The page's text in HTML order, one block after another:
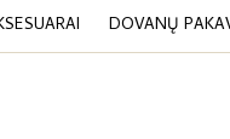
DOVANŲ